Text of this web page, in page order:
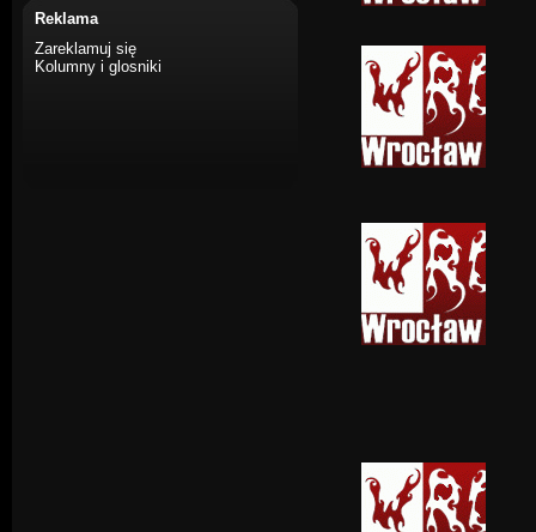
Reklama
Zareklamuj się
Kolumny i glosniki